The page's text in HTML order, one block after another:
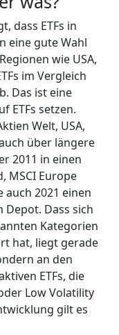
dass ETFs in
eine gute Wahl
wie USA,
im Vergleich
Das ist eine
ETFs setzen.
Welt, USA,
über längere
2011 in einen
MSCI Europe
auch 2021 einen
Dass sich
Kategorien
hat, liegt gerade
an den
ETFs, die
Low Volatility
gilt es